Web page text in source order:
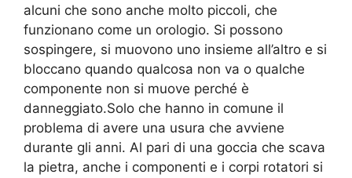
alcuni che sono anche molto piccoli, che
funzionano come un orologio. Si possono
sospingere, si muovono uno insieme all’altro e si
bloccano quando qualcosa non va o qualche
componente non si muove perché è
danneggiato.Solo che hanno in comune il
problema di avere una usura che avviene
durante gli anni. Al pari di una goccia che scava
la pietra, anche i componenti e i corpi rotatori si